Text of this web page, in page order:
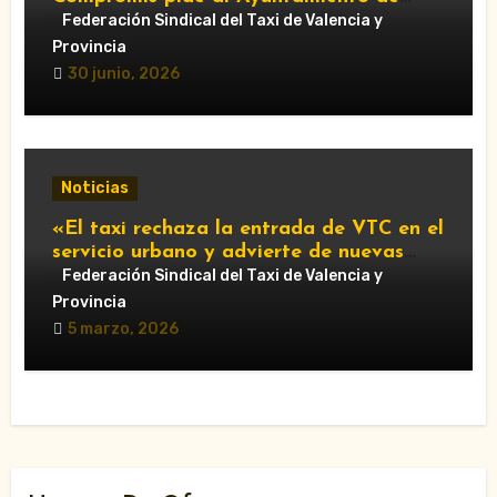
València que respalde al sector y
reclame cambios en la regulación de las
VTC.”
Federación Sindical del Taxi de Valencia y
Provincia
30 junio, 2026
Noticias
«El taxi rechaza la entrada de VTC en el
servicio urbano y advierte de nuevas
movilizaciones»
Federación Sindical del Taxi de Valencia y
Provincia
5 marzo, 2026